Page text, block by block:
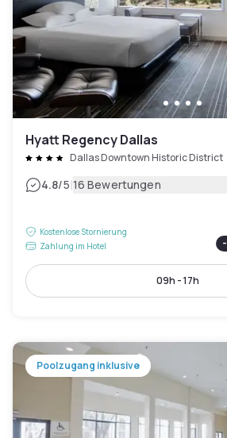
Hyatt Regency Dallas
Dallas Downtown Historic District
4.8/5|16 Bewertungen
Kostenlose Stornierung
Zahlung im Hotel
-
09h - 17h
Poolzugang inklusive